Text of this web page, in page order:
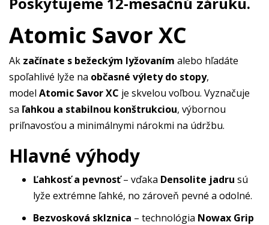
Atomic Savor XC
Ak začínate s bežeckým lyžovaním alebo hľadáte
spoľahlivé lyže na občasné výlety do stopy,
model Atomic Savor XC je skvelou voľbou. Vyznačuje
sa ľahkou a stabilnou konštrukciou, výbornou
priľnavosťou a minimálnymi nárokmi na údržbu.
Hlavné výhody
Ľahkosť a pevnosť– vďaka Densolite jadru sú
lyže extrémne ľahké, no zároveň pevné a odolné.
Bezvosková sklznica – technológia Nowax Grip